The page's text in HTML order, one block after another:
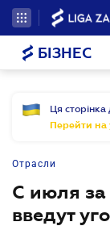
БІЗНЕС
Ця
Перейти на
Отрасли
С июля за
введут